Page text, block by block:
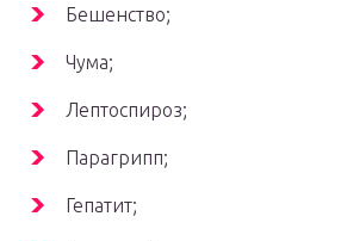
Бешенство;
Чума;
Лептоспироз;
Парагрипп;
Гепатит;